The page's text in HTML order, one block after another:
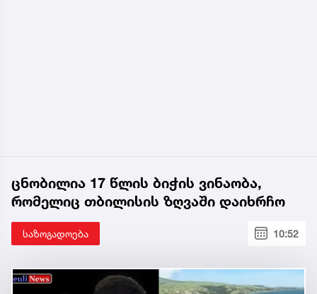
ცნობილია 17 წლის ბიჭის ვინაობა,
რომელიც თბილისის ზღვაში დაიხრჩო
საზოგადოება 10:52